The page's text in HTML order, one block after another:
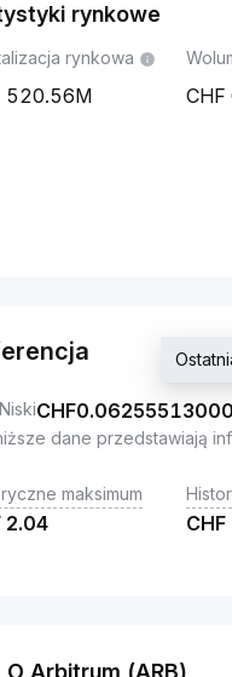
rynkowe
rynkowa
520.56M
CHF
dane przedstawiają
maksimum
2.04 CHF
O Arbitrum (ARB)